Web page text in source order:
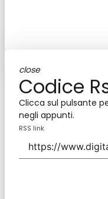
close
Codice
Clicca sul pulsante
negli appunti.
RSS link